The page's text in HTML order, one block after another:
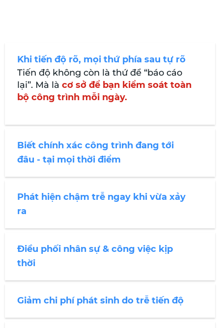
Khi tiến độ rõ, mọi thứ phía sau tự rõ
Tiến độ không còn là thứ để “báo cáo
lại”. Mà là cơ sở để bạn kiểm soát toàn
bộ công trình mỗi ngày.
Biết chính xác công trình đang tới
đâu - tại mọi thời điểm
Phát hiện chậm trễ ngay khi vừa xảy
ra
Điều phối nhân sự & công việc kịp
thời
Giảm chi phí phát sinh do trễ tiến độ